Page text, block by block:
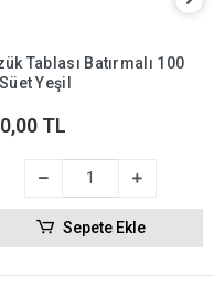
Tablası Batırmalı 100
Yeşil
TL
Sepete Ekle